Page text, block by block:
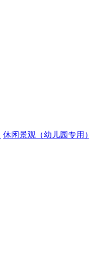
休闲景观（幼儿园专用）